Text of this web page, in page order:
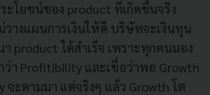
ะโยชน์ของ product ที่เกิดขึ้นจริง
วางแผนการเงินให้ดี บริษัทจะเงินทุน
product ได้สำเร็จ เพราะทุกคนมอง
ว่า Profitibility และเชื่อว่าพอ Growth
จะตามมา แต่จริงๆ แล้ว Growth โต